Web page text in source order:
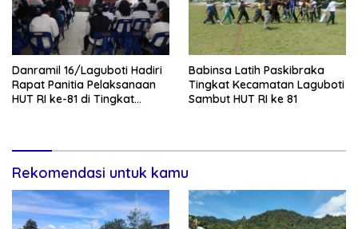
Danramil 16/Laguboti Hadiri
Rapat Panitia Pelaksanaan
HUT RI ke-81 di Tingkat
Babinsa Latih Paskibraka
Tingkat Kecamatan Laguboti
Sambut HUT RI ke 81
Rekomendasi untuk kamu